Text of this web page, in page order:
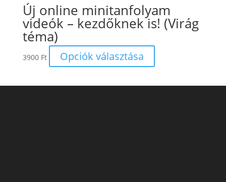
Új online minitanfolyam
videók – kezdőknek is! (Virág
téma)
3900 Ft Opciók választása
a
több